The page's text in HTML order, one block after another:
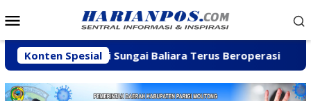
ke
Mobile
Konten Spesial
C di Sungai Baliara Terus Beroperasi Arpan